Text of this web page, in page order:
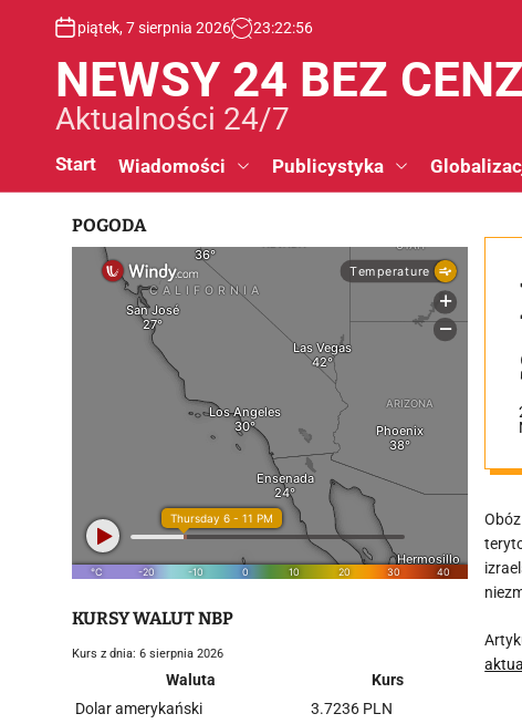
piątek, 7 sierpnia 2026 23:22:57
NEWSY 24 BEZ
Aktualności 24/7
Start Wiadomości Publicystyka
POGODA
KURSY WALUT NBP
Kurs z dnia: 6 sierpnia 2026
Waluta
Kurs
Dolar amerykański
3.7236 PLN